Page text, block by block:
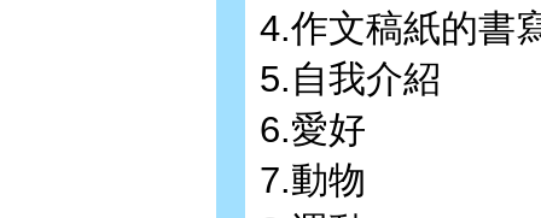
4.作文稿紙的書
5.自我介紹
6.愛好
7.動物